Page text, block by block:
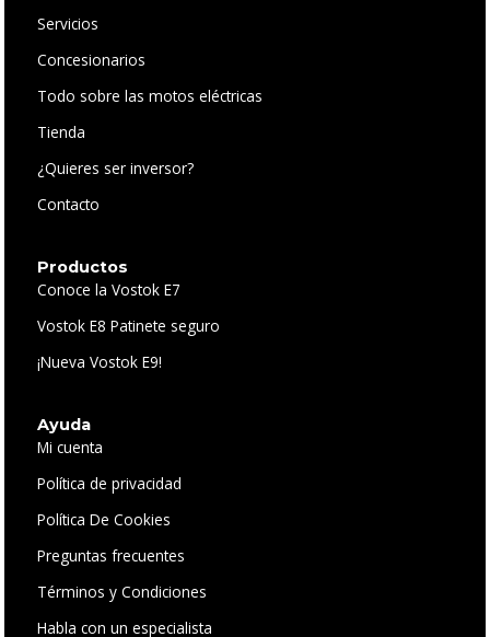
Servicios
Concesionarios
Todo sobre las motos eléctricas
Tienda
¿Quieres ser inversor?
Contacto
Productos
Conoce la Vostok E7
Vostok E8 Patinete seguro
¡Nueva Vostok E9!
Ayuda
Mi cuenta
Política de privacidad
Política De Cookies
Preguntas frecuentes
Términos y Condiciones
Habla con un especialista